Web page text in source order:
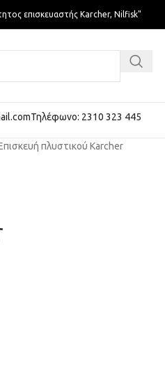
επισκευαστής Karcher, Nilfisk"
Τηλέφωνο: 2310 323 445
πλυστικού Karcher